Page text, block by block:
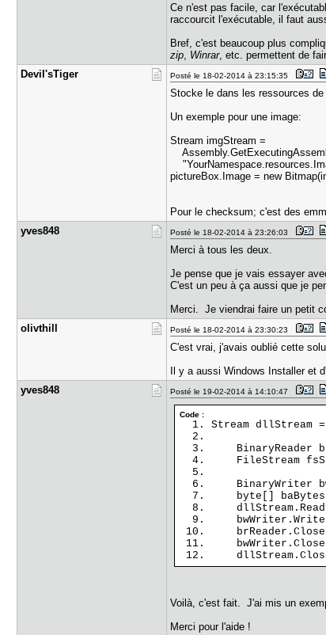
Ce n'est pas facile, car
raccourcit l'exécutable, il faut
Bref, c'est beaucoup plus
zip, Winrar, etc. permettent de
Devil'sTig​er
Posté le 18-02-2014 à 23:15:35
Stocke le dans les ressources
Un exemple pour une image:
Stream imgStream =
pictureBox.Image = new
Pour le checksum; c'est des
yves848
Posté le 18-02-2014 à 23:26:03
Merci à tous les deux.
Je pense que je vais essayer
C'est un peu à ça aussi que je
Merci. Je viendrai faire un petit
olivthill
Posté le 18-02-2014 à 23:30:23
C'est vrai, j'avais oublié cette
Il y a aussi Windows Installer et
yves848
Posté le 19-02-2014 à 14:10:47
Code :
Stream dllStream
BinaryReader
FileStream
BinaryWriter
byte[] baBytes
Voilà, c'est fait. J'ai mis un
Merci pour l'aide !